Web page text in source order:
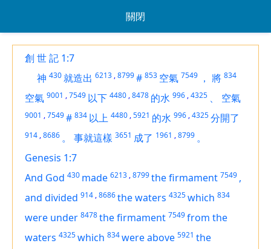
關閉
創 世 記 1:7
神 430就造出 6213 ,8799# 853 空氣 7549 ， 將 834
空氣 9001 ,7549 以下 4480 ,8478 的水 996 ,4325 、 空氣
9001 ,7549# 834 以上 4480 ,5921 的水 996 ,4325分開了
914 ,8686 。 事就這樣 3651 成了 1961 ,8799 。
Genesis 1:7
And God 430 made 6213 ,8799the firmament 7549 ,
and divided 914 ,8686the waters 4325which 834
were under 8478the firmament 7549from the
waters 4325which 834wereabove 5921 the